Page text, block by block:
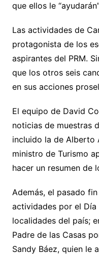
que ellos le
Las actividades de
protagonista de los
aspirantes del PRM.
que los otros seis
en sus acciones
El equipo de David
noticias de muestras
incluido la de Alberto
ministro de Turismo
hacer un resumen de
Además, el pasado
actividades por el
localidades del país;
Padre de las Casas
Sandy Báez, quien le